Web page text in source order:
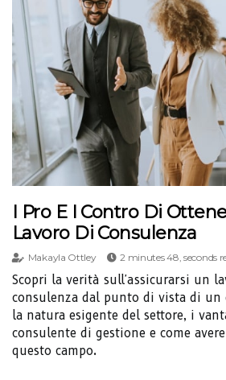
I Pro E I Contro Di
Lavoro Di Consulenza
Makayla Ottley 2 minutes 48, seconds
Scopri la verità sull'assicurarsi un
consulenza dal punto di vista di un
la natura esigente del settore, i
consulente di gestione e come
questo campo.